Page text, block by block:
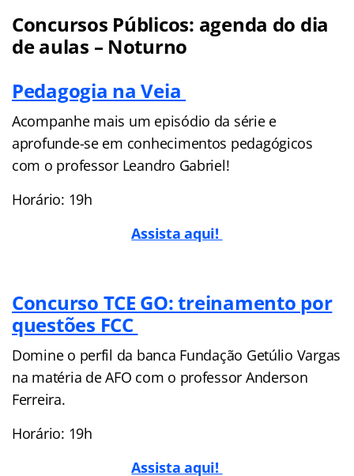
Concursos Públicos: agenda do dia
de aulas – Noturno
Pedagogia na Veia
Acompanhe mais um episódio da série e
aprofunde-se em conhecimentos pedagógicos
com o professor Leandro Gabriel!
Horário: 19h
Assista aqui!
Concurso TCE GO: treinamento por
questões FCC
Domine o perfil da banca Fundação Getúlio Vargas
na matéria de AFO com o professor Anderson
Ferreira.
Horário: 19h
Assista aqui!